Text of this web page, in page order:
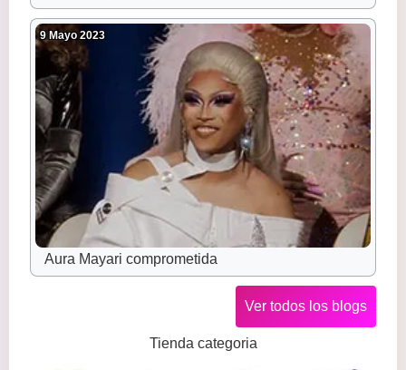
9 Mayo 2023
Aura Mayari comprometida
Ver todos los blogs
Tienda categoria